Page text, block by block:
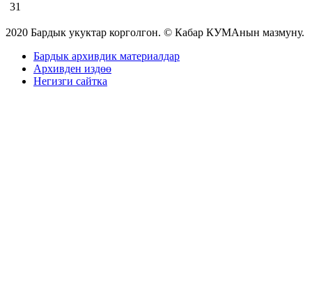
31
2020 Бардык укуктар корголгон. © Кабар КУМАнын мазмуну.
Бардык архивдик материалдар
Архивден издөө
Негизги сайтка